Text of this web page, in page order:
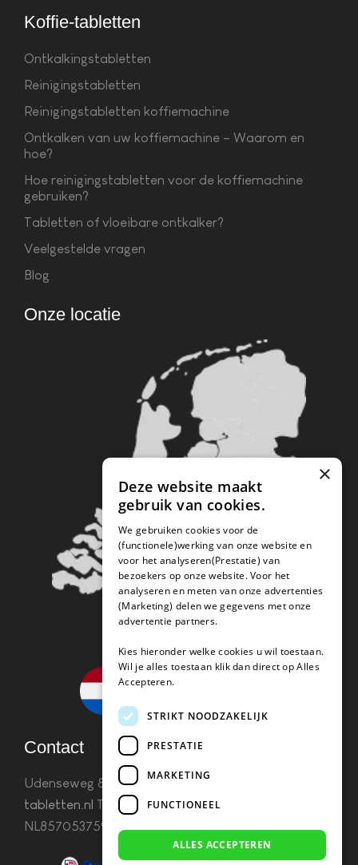
Koffie-tabletten
Ontkalkingstabletten
Reinigingstabletten
Reinigingstabletten koffiemachine
Ontkalken van uw koffiemachine – Waarom en
hoe?
Hoe reinigingstabletten voor de koffiemachine
gebruiken?
Tabletten of vloeibare ontkalker?
Veelgestelde vragen
Blog
Onze locatie
Contact
Udenseweg 8B 5405 PA Udeninfo(@)koffie-
tabletten.nl Tel. 085 782 5578KvK 67529623 Btw:
NL857053759B01
×
Deze website maakt
gebruik van cookies.
We gebruiken cookies voor de
(functionele)werking van onze website en
voor het analyseren(Prestatie) van
bezoekers op onze website. Voor het
analyseren en meten van onze advertenties
(Marketing) delen we gegevens met onze
advertentie partners.
Kies hieronder welke cookies u wil toestaan.
Wil je alles toestaan klik dan direct op Alles
Accepteren.
STRIKT NOODZAKELIJK
PRESTATIE
MARKETING
FUNCTIONEEL
ALLES ACCEPTEREN